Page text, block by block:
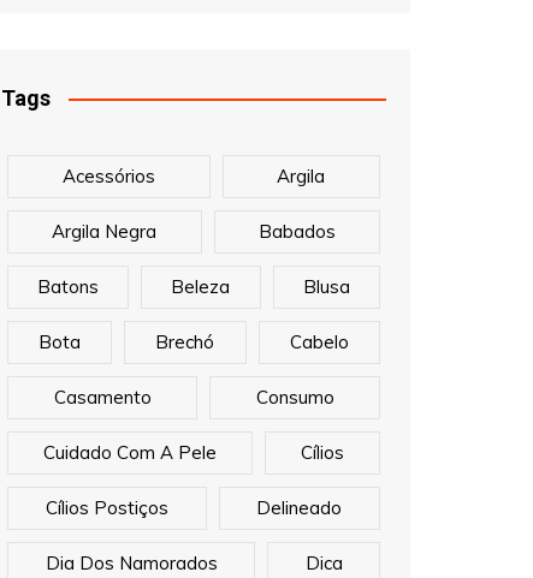
Tags
Acessórios Argila
Argila Negra Babados
Batons Beleza Blusa
Bota Brechó Cabelo
Casamento Consumo
Cuidado Com A Pele Cílios
Cílios Postiços Delineado
Dia Dos Namorados Dica